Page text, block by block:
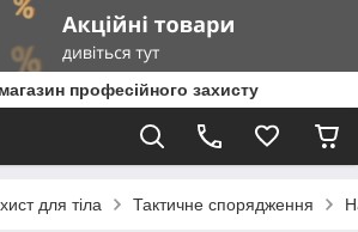
професійного захисту
для тіла Тактичне спорядження